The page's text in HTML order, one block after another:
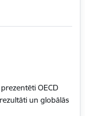
OECD
un globālās